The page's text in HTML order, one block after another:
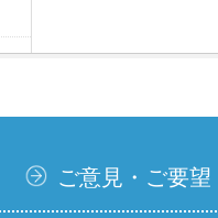
ご意見・ご要望